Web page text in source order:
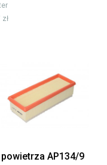
zł
AP134/9